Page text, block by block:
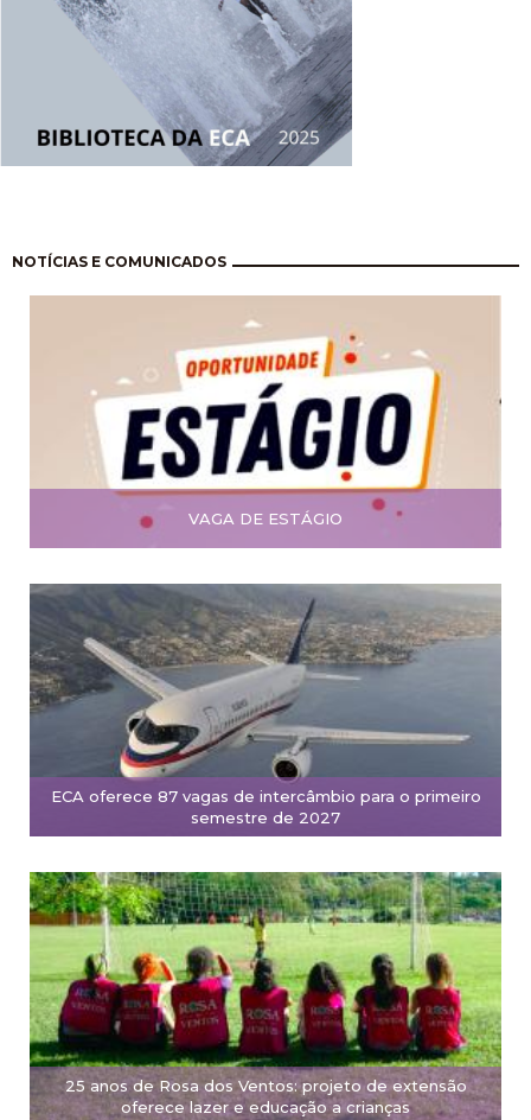
NOTÍCIAS E COMUNICADOS
VAGA DE ESTÁGIO
ECA oferece 87 vagas de intercâmbio para o primeiro
semestre de 2027
25 anos de Rosa dos Ventos: projeto de extensão
oferece lazer e educação a crianças
Pagination